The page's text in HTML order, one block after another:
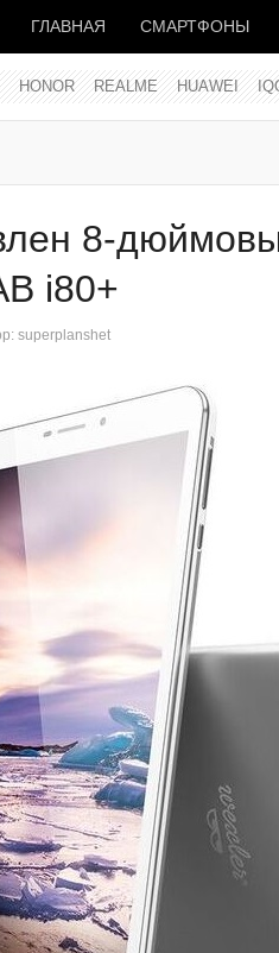
ГЛАВНАЯ СМАРТФОНЫ
HONOR REALME HUAWEI
8-
i80+
superplanshet